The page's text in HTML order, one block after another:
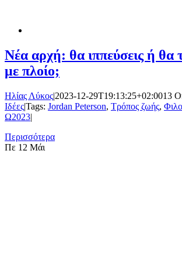
Νέα αρχή: θα ιππεύσεις ή θα
με πλοίο;
Ηλίας Λύκος|2023-12-29T19:13:25+02:0013
Ιδέες|Tags: Jordan Peterson, Τρόπος ζωής,
Ω2023|
Περισσότερα
Πε 12 Μάι